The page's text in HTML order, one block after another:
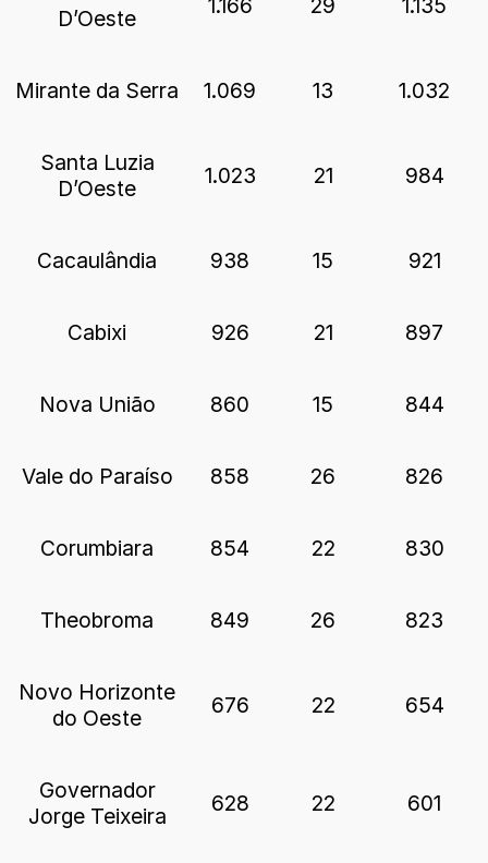
D’Oeste
1.166 29 1.135
Mirante da Serra 1.069 13 1.032
Santa Luzia
D’Oeste
1.023 21 984
Cacaulândia 938 15 921
Cabixi 926 21 897
Nova União 860 15 844
Vale do Paraíso 858 26 826
Corumbiara 854 22 830
Theobroma 849 26 823
Novo Horizonte
do Oeste
676 22 654
Governador
Jorge Teixeira
628 22 601